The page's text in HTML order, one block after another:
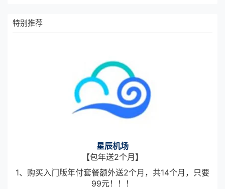
特别推荐
星辰机场
【包年送2个月】
1、购买入门版年付套餐额外送2个月，共14个月，只要
99元！！！